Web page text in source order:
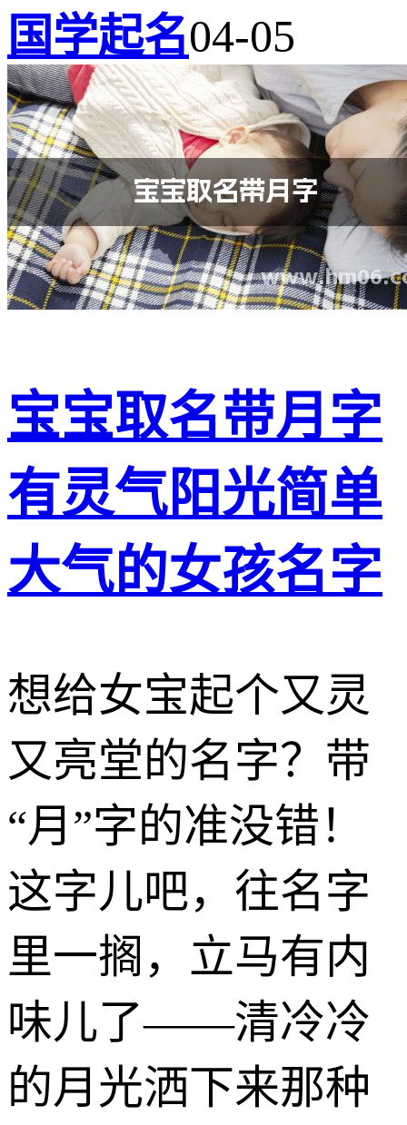
国学起名04-05
宝宝取名带月字
有灵气阳光简单
大气的女孩名字
想给女宝起个又灵
又亮堂的名字？带
“月”字的准没错！
这字儿吧，往名字
里一搁，立马有内
味儿了——清冷冷
的月光洒下来那种